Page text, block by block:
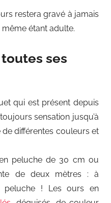
restera gravé à jamais
même étant adulte.
ses
qui est présent depuis
sensation jusqu’à
de différentes couleurs et
peluche de 30 cm ou
de deux mètres : à
peluche ! Les ours en